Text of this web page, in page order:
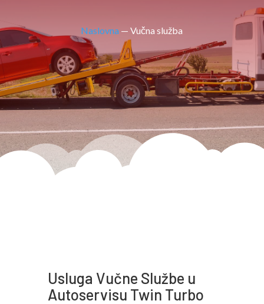
Naslovna —Vučna služba
Usluga Vučne Službe u
Autoservisu Twin Turbo